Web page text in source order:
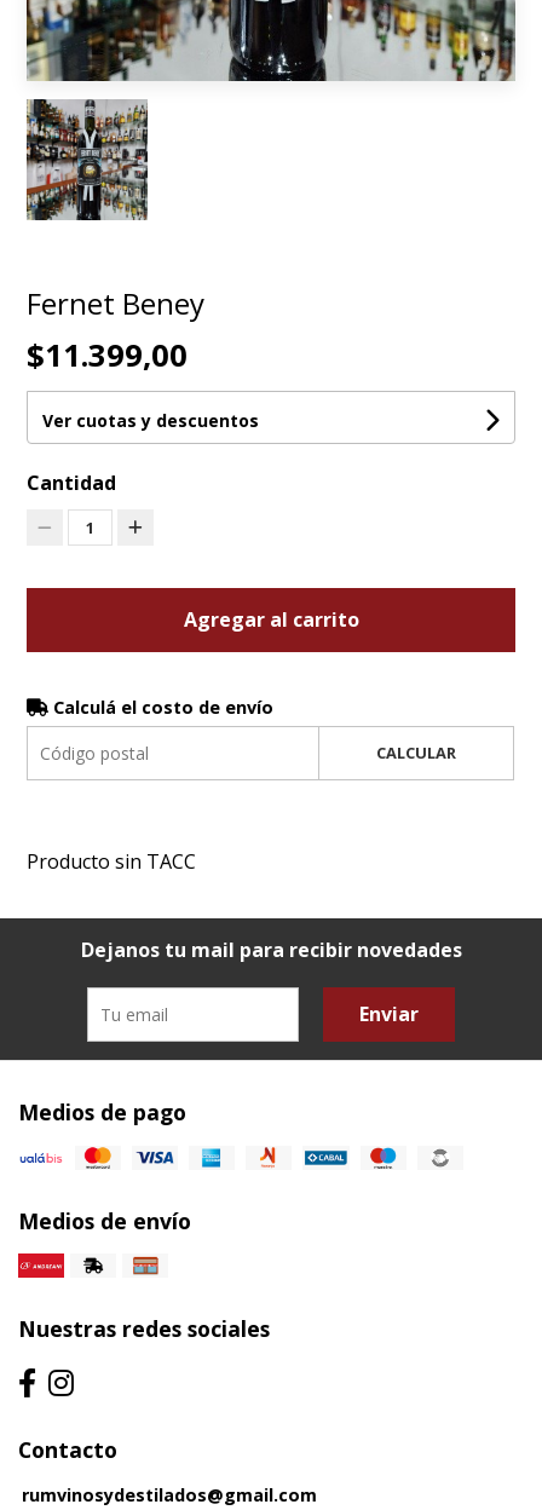
Fernet Beney
$11.399,00
Ver cuotas y descuentos
Cantidad
1
Agregar al carrito
Calculá el costo de envío
CALCULAR
Producto sin TACC
Dejanos tu mail para recibir novedades
Enviar
Medios de pago
Medios de envío
Nuestras redes sociales
Contacto
rumvinosydestilados@gmail.com